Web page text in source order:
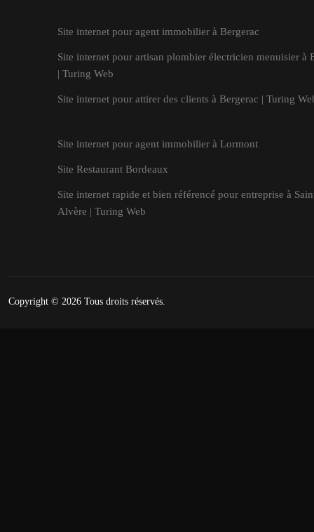
Site internet pour agent immobilier à Bergerac
Site internet pour artisan plombier électricien menuisier à
| Turing Web
Site internet pour attirer des clients à Bergerac | Turing
Site internet pour agent immobilier à Lormont
Site Restaurant Bordeaux
Site internet rapide et bien référencé pour entreprise à
Alvère | Turing Web
Copyright © 2026 Tous droits réservés.